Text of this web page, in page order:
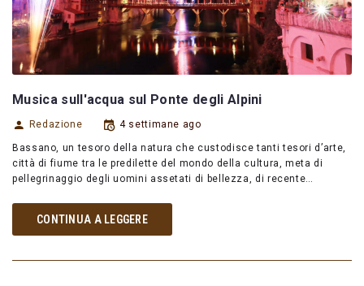
Musica sull'acqua sul Ponte degli Alpini
Redazione 4 settimane ago
Bassano, un tesoro della natura che custodisce tanti tesori d’arte,
città di fiume tra le predilette del mondo della cultura, meta di
pellegrinaggio degli uomini assetati di bellezza, di recente…
CONTINUA A LEGGERE